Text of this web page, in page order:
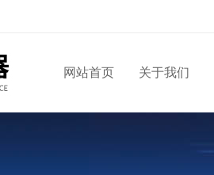
网站首页 关于我们